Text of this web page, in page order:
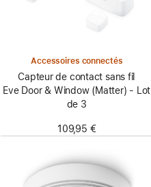
Accessoires connectés
Capteur de contact sans fil
Eve Door & Window (Matter) - Lot
de 3
109,95 €